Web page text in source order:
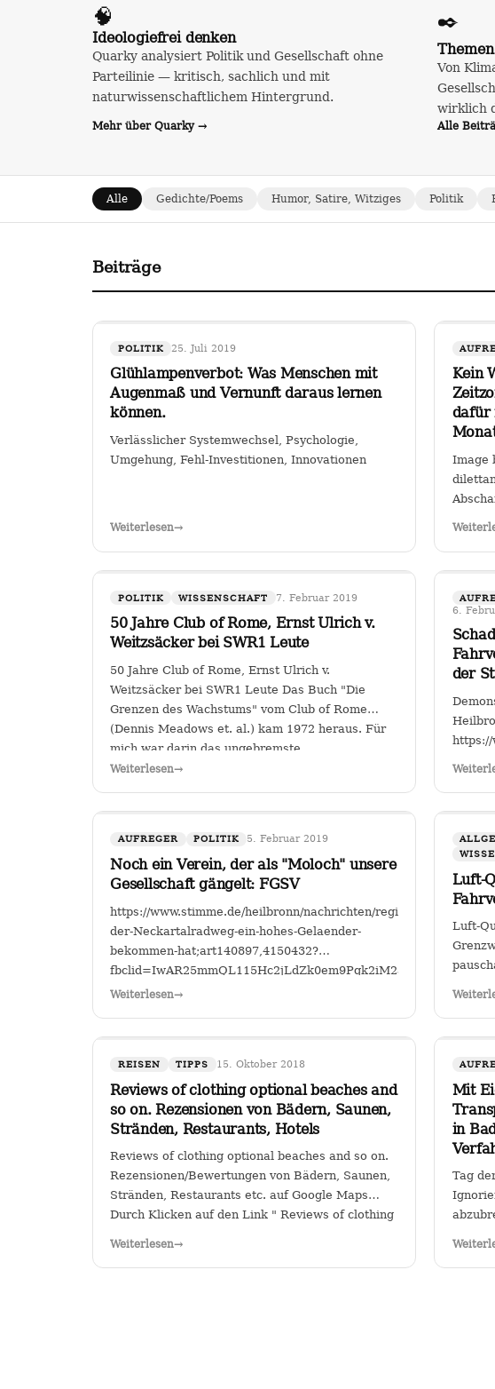
🧠
Ideologiefrei denken
Quarky analysiert Politik und Gesellschaft ohne
Parteilinie — kritisch, sachlich und mit
naturwissenschaftlichem Hintergrund.
Mehr über Quarky →
✒️
Themen
Von
wirklich
Alle
Alle Gedichte/Poems Humor, Satire, Witziges Politik
Beiträge
POLITIK 25. Juli 2019
Glühlampenverbot: Was Menschen mit
Augenmaß und Vernunft daraus lernen
können.
Verlässlicher Systemwechsel, Psychologie,
Umgehung, Fehl-Investitionen, Innovationen
Weiterlesen→
Kein
dafür
Image
POLITIK WISSENSCHAFT 7. Februar 2019
50 Jahre Club of Rome, Ernst Ulrich v.
Weitzsäcker bei SWR1 Leute
50 Jahre Club of Rome, Ernst Ulrich v.
Weitzsäcker bei SWR1 Leute Das Buch "Die
Grenzen des Wachstums" vom Club of Rome
(Dennis Meadows et. al.) kam 1972 heraus. Für
mich war darin das ungebremste
Bevölkerungswachstum als die größte
Weiterlesen→
6.
der
https://
AUFREGER POLITIK 5. Februar 2019
Noch ein Verein, der als "Moloch" unsere
Gesellschaft gängelt: FGSV
https://www.stimme.de/heilbronn/nachrichten/region/Warum-
der-Neckartalradweg-ein-hohes-Gelaender-
bekommen-hat;art140897,4150432?
FGSV , ein (noch?) gemeinnütziger Verein mit
Weiterlesen→
Luft-
Luft-
REISEN TIPPS 15. Oktober 2018
Reviews of clothing optional beaches and
so on. Rezensionen von Bädern, Saunen,
Stränden, Restaurants, Hotels
Reviews of clothing optional beaches and so on.
Rezensionen/Bewertungen von Bädern, Saunen,
Stränden, Restaurants etc. auf Google Maps
Durch Klicken auf den Link " Reviews of clothing
Weiterlesen→
Mit
in
Tag